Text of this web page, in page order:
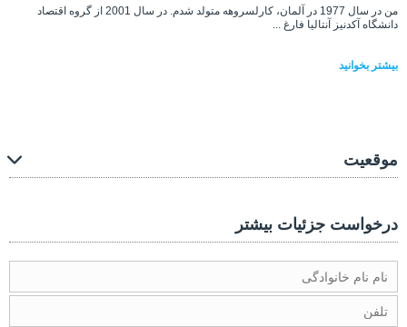
من در سال 1977 در آلمان، کارلسروهه متولد شدم. در سال 2001 از گروه اقتصاد
دانشگاه آکدنیز آنتالیا فارغ ...
بیشتر بخوانید
موقعیت
درخواست جزئیات بیشتر